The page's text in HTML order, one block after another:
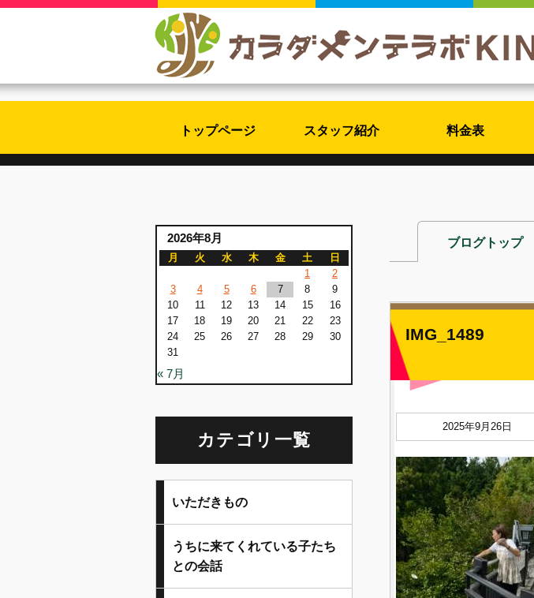
トップページ スタッフ紹介 料金表
ブログトップ
IMG_1489
2025年9月26日
2026年8月
月 火 水 木 金 土
日
1
2
3
4 5 6 7 8
9
10
11 12 13 14 15
16
17
18 19 20 21 22
23
24
25 26 27 28 29
30
31
« 7月
カテゴリ一覧
いただきもの
うちに来てくれている子たち
との会話